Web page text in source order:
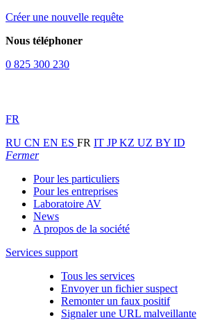
Créer une nouvelle requête
Nous téléphoner
0 825 300 230
FR
RU CN EN ES FR IT JPKZ UZ BY ID
Fermer
Pour les particuliers
Pour les entreprises
Laboratoire AV
News
A propos de la société
Services support
Tous les services
Envoyer un fichier suspect
Remonter un faux positif
Signaler une URL malveillante